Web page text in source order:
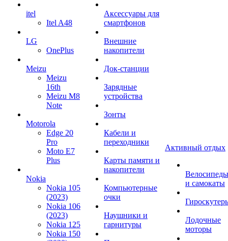
itel
Itel A48
LG
OnePlus
Meizu
Meizu
16th
Meizu M8
Note
Motorola
Edge 20
Pro
Moto E7
Plus
Nokia
Nokia 105
(2023)
Nokia 106
(2023)
Nokia 125
Nokia 150
Аксессуары для
смартфонов
Внешние
накопители
Док-станции
Зарядные
устройства
Зонты
Кабели и
переходники
Карты памяти и
накопители
Компьютерные
очки
Наушники и
гарнитуры
Активный отдых
Велосипеды
и самокаты
Лодочные
моторы